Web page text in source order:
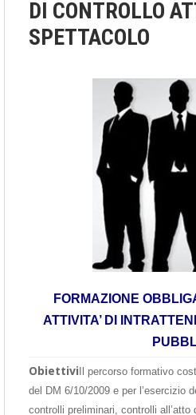
DI CONTROLLO
SPETTACOLO
FORMAZIONE
ATTIVITA’ DI
Obiettivi Il percorso formativo
del DM 6/10/2009 e per l’esercizio
controlli preliminari, controlli all’atto